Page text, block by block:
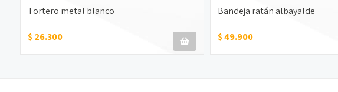
Tortero metal blanco
$ 26.300
Bandeja ratán albayalde
$ 49.900